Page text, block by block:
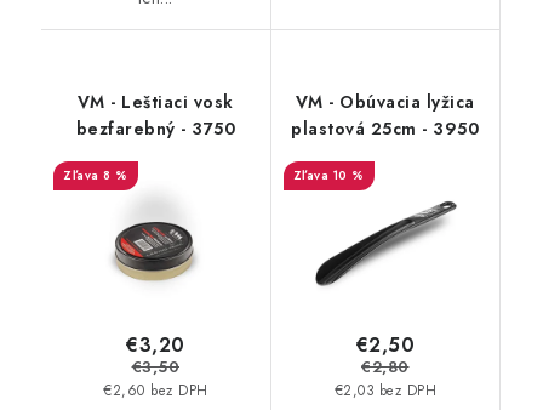
VM - Leštiaci vosk
bezfarebný - 3750
8 %
€2,60 bez DPH
€3,20
€3,50
VM - Obúvacia lyžica
plastová 25cm - 3950
10 %
€2,03 bez DPH
€2,50
€2,80